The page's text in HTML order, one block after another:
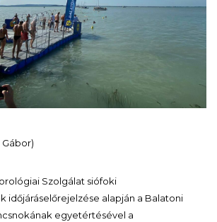
Szolgálat siófoki
időjáráselőrejelzése alapján a Balatoni
egyetértésével a